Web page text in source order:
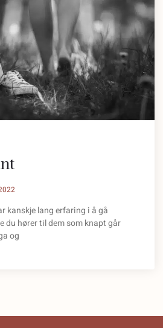
kanskje lang erfaring i å gå
du hører til dem som knapt går
og